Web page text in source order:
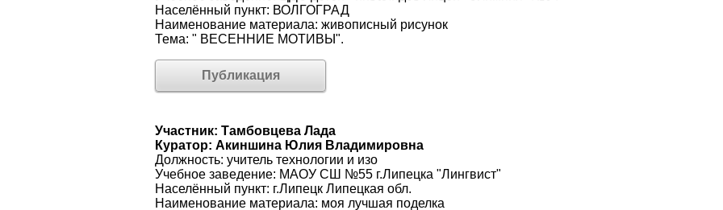
Населённый пункт: ВОЛГОГРАД
Наименование материала: живописный рисунок
Тема: " ВЕСЕННИЕ МОТИВЫ".
Публикация
Участник: Тамбовцева Лада
Куратор: Акиншина Юлия Владимировна
Должность: учитель технологии и изо
Учебное заведение: МАОУ СШ №55 г.Липецка "Лингвист"
Населённый пункт: г.Липецк Липецкая обл.
Наименование материала: моя лучшая поделка